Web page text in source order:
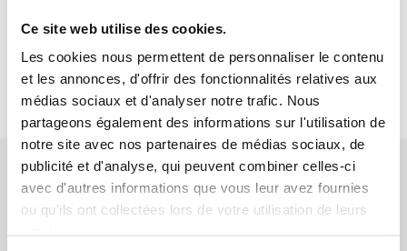
Ce site web utilise des cookies.
Les cookies nous permettent de personnaliser le contenu
et les annonces, d'offrir des fonctionnalités relatives aux
médias sociaux et d'analyser notre trafic. Nous
partageons également des informations sur l'utilisation de
notre site avec nos partenaires de médias sociaux, de
publicité et d'analyse, qui peuvent combiner celles-ci
avec d'autres informations que vous leur avez fournies
ou qu'ils ont collectées lors de votre utilisation de leurs